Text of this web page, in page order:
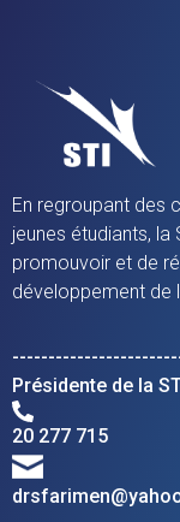
En regroupant des
jeunes étudiants, la
promouvoir et de
développement de
Présidente de la
20 277 715